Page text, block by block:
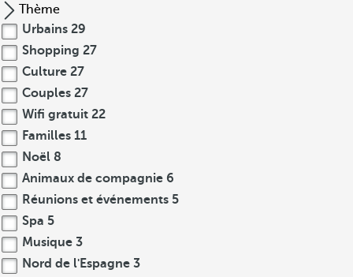
Thème
Urbains 29
Shopping 27
Culture 27
Couples 27
Wifi gratuit 22
Familles 11
Noël 8
Animaux de compagnie 6
Réunions et événements 5
Spa 5
Musique 3
Nord de l'Espagne 3